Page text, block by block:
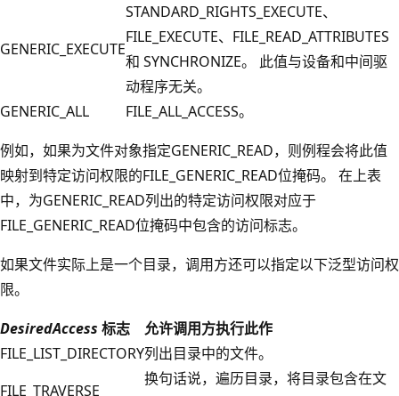
GENERIC_EXECUTE
STANDARD_RIGHTS_EXECUTE、
FILE_EXECUTE、FILE_READ_ATTRIBUTES
和 SYNCHRONIZE。 此值与设备和中间驱
动程序无关。
GENERIC_ALL
FILE_ALL_ACCESS。
例如，如果为文件对象指定GENERIC_READ，则例程会将此值
映射到特定访问权限的FILE_GENERIC_READ位掩码。 在上表
中，为GENERIC_READ列出的特定访问权限对应于
FILE_GENERIC_READ位掩码中包含的访问标志。
如果文件实际上是一个目录，调用方还可以指定以下泛型访问权
限。
DesiredAccess 标志
允许调用方执行此作
FILE_LIST_DIRECTORY列出目录中的文件。
FILE_TRAVERSE
换句话说，遍历目录，将目录包含在文